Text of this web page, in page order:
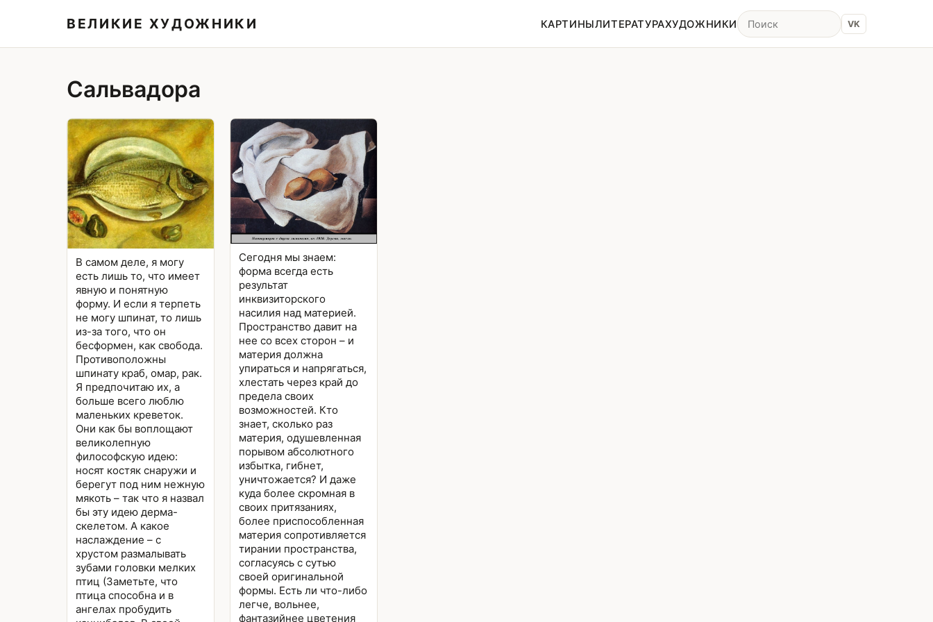
ВЕЛИКИЕ ХУДОЖНИКИ КАРТИНЫЛИТЕРАТУРАХУДОЖНИКИ VK
Сальвадора
В самом деле, я могу
есть лишь то, что имеет
явную и понятную
форму. И если я терпеть
не могу шпинат, то лишь
из-за того, что он
бесформен, как свобода.
Противоположны
шпинату краб, омар, рак.
Я предпочитаю их, а
больше всего люблю
маленьких креветок.
Они как бы воплощают
великолепную
философскую идею:
носят костяк снаружи и
берегут под ним нежную
мякоть – так что я назвал
бы эту идею дерма-
скелетом. А какое
наслаждение – с
хрустом размалывать
зубами головки мелких
птиц (Заметьте, что
птица способна и в
ангелах пробудить
Сегодня мы знаем:
форма всегда есть
результат
инквизиторского
насилия над материей.
Пространство давит на
нее со всех сторон – и
материя должна
упираться и напрягаться,
хлестать через край до
предела своих
возможностей. Кто
знает, сколько раз
материя, одушевленная
порывом абсолютного
избытка, гибнет,
уничтожается? И даже
куда более скромная в
своих притязаниях,
более приспособленная
материя сопротивляется
тирании пространства,
согласуясь с сутью
своей оригинальной
формы. Есть ли что-либо
легче, вольнее,
фантазийнее цветения